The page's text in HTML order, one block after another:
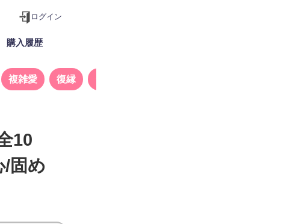
ログイン
購入履歴
複雑愛 復縁
10
/固め